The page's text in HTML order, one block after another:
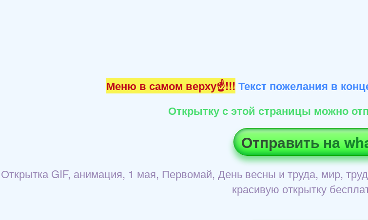
Меню в самом верху☝!!! Текст пожелания в
Открытку с этой страницы можно
Отправить на
Открытка GIF, анимация, 1 мая, Первомай, День весны и труда, мир,
красивую открытку